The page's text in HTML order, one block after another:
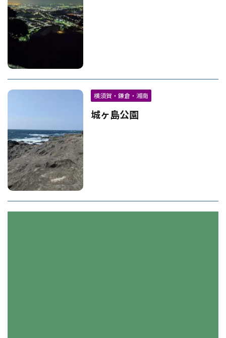
横須賀・鎌倉・湘南
城ヶ島公園